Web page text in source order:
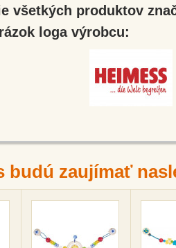
všetkých produktov
loga výrobcu:
budú zaujímať